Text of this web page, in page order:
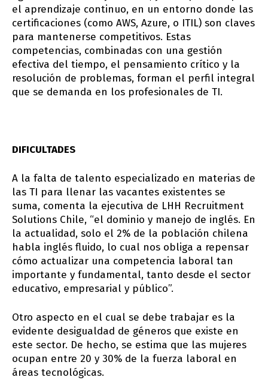
el aprendizaje continuo, en un entorno donde las
certificaciones (como AWS, Azure, o ITIL) son claves
para mantenerse competitivos. Estas
competencias, combinadas con una gestión
efectiva del tiempo, el pensamiento crítico y la
resolución de problemas, forman el perfil integral
que se demanda en los profesionales de TI.
DIFICULTADES
A la falta de talento especializado en materias de
las TI para llenar las vacantes existentes se
suma, comenta la ejecutiva de LHH Recruitment
Solutions Chile, “el dominio y manejo de inglés. En
la actualidad, solo el 2% de la población chilena
habla inglés fluido, lo cual nos obliga a repensar
cómo actualizar una competencia laboral tan
importante y fundamental, tanto desde el sector
educativo, empresarial y público”.
Otro aspecto en el cual se debe trabajar es la
evidente desigualdad de géneros que existe en
este sector. De hecho, se estima que las mujeres
ocupan entre 20 y 30% de la fuerza laboral en
áreas tecnológicas.